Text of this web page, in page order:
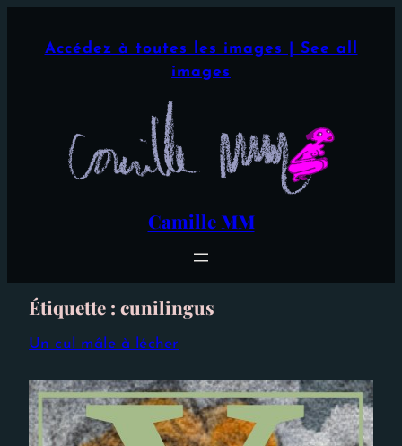
Accédez à toutes les images | See all
images
Camille MM
Étiquette : cunilingus
Un cul mâle à lécher